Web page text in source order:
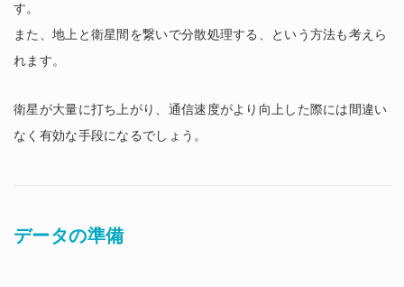
す。
また、地上と衛星間を繋いで分散処理する、という方法も考えら
れます。
衛星が大量に打ち上がり、通信速度がより向上した際には間違い
なく有効な手段になるでしょう。
データの準備